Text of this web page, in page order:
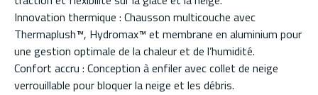
Innovation thermique : Chausson multicouche avec
Thermaplush™, Hydromax™ et membrane en aluminium pour
une gestion optimale de la chaleur et de l’humidité.
Confort accru : Conception à enfiler avec collet de neige
verrouillable pour bloquer la neige et les débris.